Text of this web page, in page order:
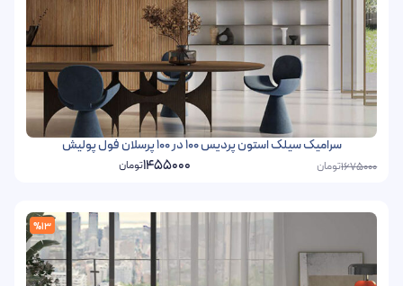
سرامیک سیلک استون پردیس 100 در 100 پرسلان فول پولیش
1675000تومان 1455000تومان
%13